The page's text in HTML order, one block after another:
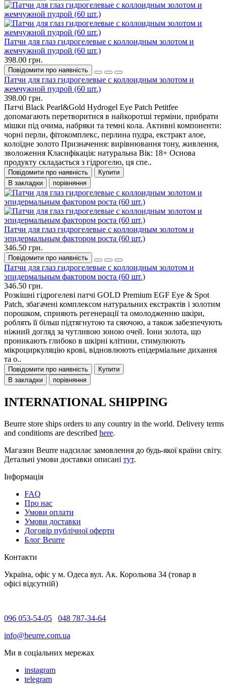
Патчи для глаз гидрогелевые с коллоидным золотом и
жемчужной пудрой (60 шт.)
398.00 грн.
Повідомити про наявність
Патчи для глаз гидрогелевые с коллоидным золотом и
жемчужной пудрой (60 шт.)
398.00 грн.
Патчі Black Pearl&Gold Hydrogel Eye Patch Petitfee
допомагають перетворитися в найкоротші терміни, прибрати
мішки під очима, набряки та темні кола. Активні компоненти:
чорні перли, фітокомплекс, перлина пудра, екстракт алое,
колоїдне золото Призначення: вирівнювання тону, живлення,
зволоження Класифікація: натуральна Вік: 18+ Основа
продукту складається з гідрогелю, ця спе..
Повідомити про наявність
Купити
В закладки
порівняння
Патчи для глаз гидрогелевые с коллоидным золотом и
эпидермальным фактором роста (60 шт.)
346.50 грн.
Повідомити про наявність
Патчи для глаз гидрогелевые с коллоидным золотом и
эпидермальным фактором роста (60 шт.)
346.50 грн.
Розкішні гідрогелеві патчі GOLD Premium EGF Eye & Spot
Patch, збагачені комплексом натуральних екстрактів і золотим
порошком, сприяють регенерації та омолодженню шкіри,
роблять її більш підтягнутою та сяючою, а також забезпечують
ніжний догляд за чутливою зоною очей. Іони золота, що
проникають глибоко в шкірні клітини, стимулюють
мікроциркуляцію крові, відновлюють епідерміальне дихання
та о..
Повідомити про наявність
Купити
В закладки
порівняння
INTERNATIONAL SHIPPING
Beurre store ships orders to any country in the world. Delivery terms
and conditioms are described here.
Магазин Beurre надсилає замовлення до будь-якої країни світу.
Детальні умови доставки описані тут.
Інформація
FAQ
Про нас
Умови оплати
Умови доставки
Договір публічної оферти
Блог Beurre
Контакти
Україна, офіс у м. Одеса вул. Ак. Корольова 34 (товар в
офісі відсутній)
096 053-54-05
048 787-34-64
info@beurre.com.ua
Ми в соціальних мережах
instagram
telegram